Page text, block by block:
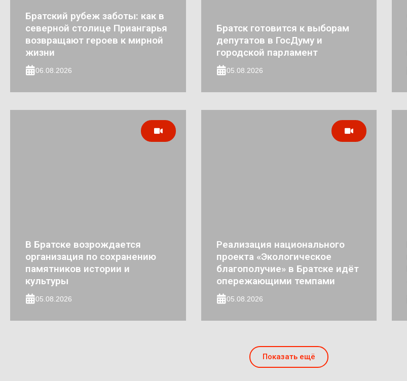
Братский рубеж заботы: как в
северной столице Приангарья
возвращают героев к мирной
жизни
06.08.2026
Братск готовится к выборам
депутатов в ГосДуму и
городской парламент
05.08.2026
В Братске возрождается
организация по сохранению
памятников истории и
культуры
05.08.2026
Реализация национального
проекта «Экологическое
благополучие» в Братске идёт
опережающими темпами
05.08.2026
Показать ещё